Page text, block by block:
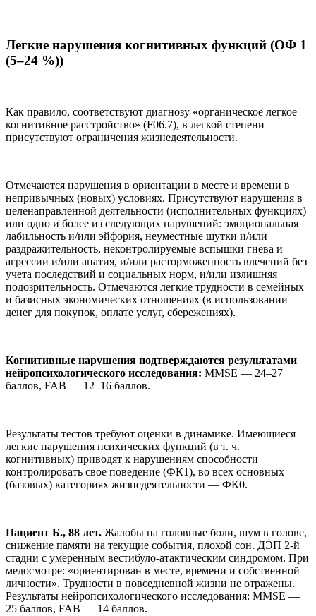
Легкие нарушения когнитивных функций (ОФ 1
(5–24 %))
Как правило, соответствуют диагнозу «органическое легкое
когнитивное расстройство» (F06.7), в легкой степени
присутствуют ограничения жизнедеятельности.
Отмечаются нарушения в ориентации в месте и времени в
непривычных (новых) условиях. Присутствуют нарушения в
целенаправленной деятельности (исполнительных функциях)
или одно и более из следующих нарушений: эмоциональная
лабильность и/или эйфория, неуместные шутки и/или
раздражительность, неконтролируемые вспышки гнева и
агрессии и/или апатия, и/или расторможенность влечений без
учета последствий и социальных норм, и/или излишняя
подозрительность. Отмечаются легкие трудности в семейных
и базисных экономических отношениях (в использовании
денег для покупок, оплате услуг, сбережениях).
Когнитивные нарушения подтверждаются результатами
нейропсихологического исследования: MMSE — 24–27
баллов, FAB — 12–16 баллов.
Результаты тестов требуют оценки в динамике. Имеющиеся
легкие нарушения психических функций (в т. ч.
когнитивных) приводят к нарушениям способности
контролировать свое поведение (ФК1), во всех основных
(базовых) категориях жизнедеятельности — ФК0.
Пациент Б., 88 лет. Жалобы на головные боли, шум в голове,
снижение памяти на текущие события, плохой сон. ДЭП 2-й
стадии с умеренным вестибуло-атактическим синдромом. При
медосмотре: «ориентирован в месте, времени и собственной
личности». Трудности в повседневной жизни не отражены.
Результаты нейропсихологического исследования: MMSE —
25 баллов, FAB — 14 баллов.